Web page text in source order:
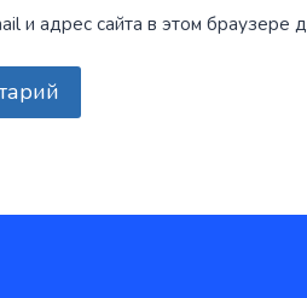
и адрес сайта в этом